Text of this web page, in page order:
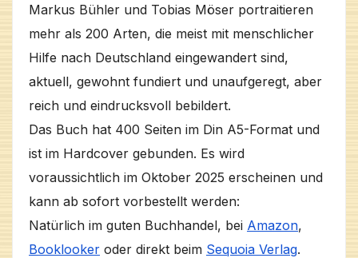
Markus Bühler und Tobias Möser portraitieren
mehr als 200 Arten, die meist mit menschlicher
Hilfe nach Deutschland eingewandert sind,
aktuell, gewohnt fundiert und unaufgeregt, aber
reich und eindrucksvoll bebildert.
Das Buch hat 400 Seiten im Din A5-Format und
ist im Hardcover gebunden. Es wird
voraussichtlich im Oktober 2025 erscheinen und
kann ab sofort vorbestellt werden:
Natürlich im guten Buchhandel, bei Amazon,
Booklooker oder direkt beim Sequoia Verlag.